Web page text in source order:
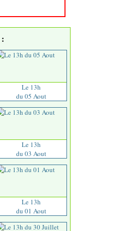
:
Le 13h
du 05 Aout
Le 13h
du 03 Aout
Le 13h
du 01 Aout